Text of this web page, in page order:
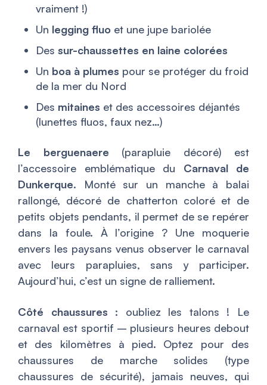
vraiment !)
Un legging fluo et une jupe bariolée
Des sur-chaussettes en laine colorées
Un boa à plumes pour se protéger du froid
de la mer du Nord
Des mitaines et des accessoires déjantés
(lunettes fluos, faux nez…)
Le berguenaere (parapluie décoré) est
l’accessoire emblématique du Carnaval de
Dunkerque. Monté sur un manche à balai
rallongé, décoré de chatterton coloré et de
petits objets pendants, il permet de se repérer
dans la foule. À l’origine ? Une moquerie
envers les paysans venus observer le carnaval
avec leurs parapluies, sans y participer.
Aujourd’hui, c’est un signe de ralliement.
Côté chaussures : oubliez les talons ! Le
carnaval est sportif – plusieurs heures debout
et des kilomètres à pied. Optez pour des
chaussures de marche solides (type
chaussures de sécurité), jamais neuves, qui